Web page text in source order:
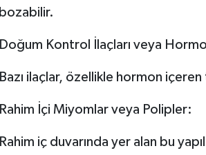
bozabilir.
Doğum Kontrol İlaçları veya
Bazı ilaçlar, özellikle hormon
Rahim İçi Miyomlar veya Polipler:
Rahim iç duvarında yer alan bu